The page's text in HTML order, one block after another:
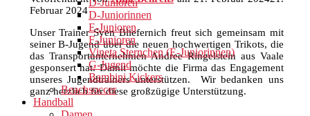
D-Junioren
D-Juniorinnen
E-Junioren
F-Junioren
Vineta Sternchen (E-Juniorinnen)
G-Jugend
Bambini Kickers
Beachsoccer
Handball
Februar 2024
Unser Trainer Sven Bliefernich freut sich gemeinsam mit
seiner B-Jugend über die neuen hochwertigen Trikots, die
das Transportunternehmen Andree Ringelstein aus Vaale
gesponsert hat. Damit möchte die Firma das Engagement
unseres Jugendtrainers unterstützen. Wir bedanken uns
ganz herzlich für diese großzügige Unterstützung.